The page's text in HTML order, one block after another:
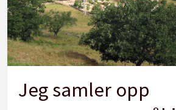
Jeg samler opp